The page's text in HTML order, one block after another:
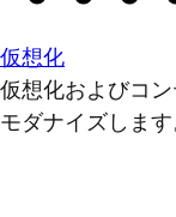
仮想化
仮想化およびコ
モダナイズします